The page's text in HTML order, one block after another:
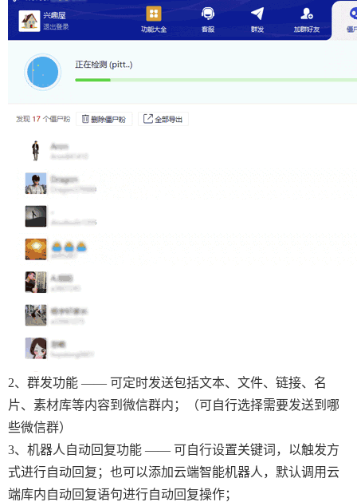
2、群发功能 —— 可定时发送包括文本、文件、链接、名
片、素材库等内容到微信群内；（可自行选择需要发送到哪
些微信群）
3、机器人自动回复功能 —— 可自行设置关键词，以触发方
式进行自动回复；也可以添加云端智能机器人，默认调用云
端库内自动回复语句进行自动回复操作；